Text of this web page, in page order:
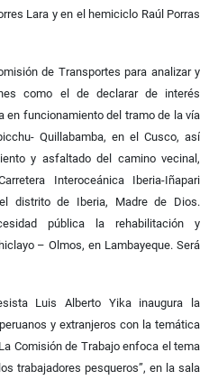
Lara y en el hemiciclo Raúl Porras
de Transportes para analizar y
como el de declarar de interés
en funcionamiento del tramo de la vía
Quillabamba, en el Cusco, así
y asfaltado del camino vecinal,
Interoceánica Iberia-Iñapari
distrito de Iberia, Madre de Dios.
pública la rehabilitación y
– Olmos, en Lambayeque. Será
Luis Alberto Yika inaugura la
y extranjeros con la temática
Comisión de Trabajo enfoca el tema
trabajadores pesqueros”, en la sala